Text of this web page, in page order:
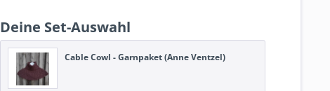
Deine Set-Auswahl
Cable Cowl - Garnpaket (Anne Ventzel)